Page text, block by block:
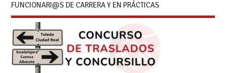
FUNCIONARI@S DE CARRERA Y EN PRÁCTICAS